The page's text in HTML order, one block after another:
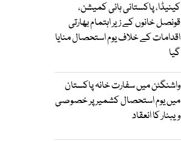
کینیڈا، پاکستانی ہائی کمیشن،
قونصل خانوں کے زیر اہتمام بھارتی
اقدامات کے خلاف یوم استحصال منایا
گیا
واشنگٹن میں سفارت خانہ پاکستان
میں یوم استحصال کشمیر پر خصوصی
ویبنار کا انعقاد